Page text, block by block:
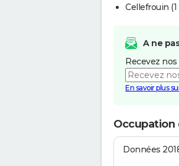
Cellefrouin
A ne
Recevez
En savoir plus
Occupation
Données